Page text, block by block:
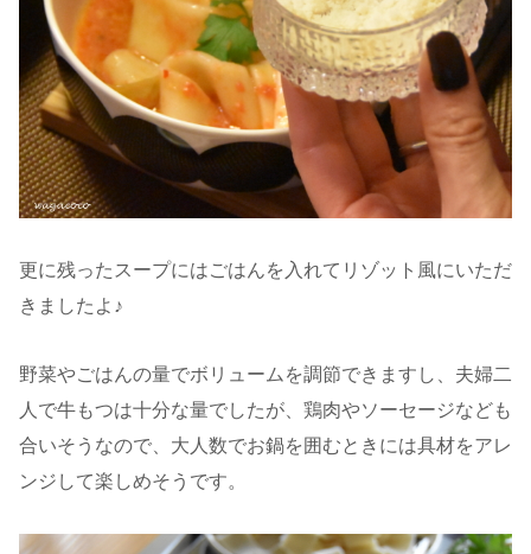
更に残ったスープにはごはんを入れてリゾット風にいただ
きましたよ♪
野菜やごはんの量でボリュームを調節できますし、夫婦二
人で牛もつは十分な量でしたが、鶏肉やソーセージなども
合いそうなので、大人数でお鍋を囲むときには具材をアレ
ンジして楽しめそうです。